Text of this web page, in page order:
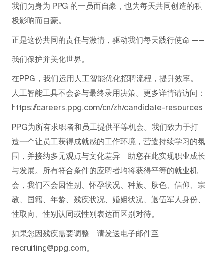
我们为身为 PPG 的一员而自豪，也为每天共同创造的积
极影响而自豪。
正是这份共同的责任与激情，驱动我们每天践行使命 ——
我们保护并美化世界。
在PPG，我们运用人工智能优化招聘流程，提升效率。
人工智能工具不会参与最终录用决策。更多详情请访问：
https://careers.ppg.com/cn/zh/candidate-resources
PPG为所有求职者和员工提供平等机会。我们致力于打
造一个让员工获得成就感的工作环境，营造持续学习的氛
围，并接纳多元观点与文化差异，助您在此实现职业成长
与发展。所有符合条件的应聘者均将获得平等的就业机
会，我们不会因性别、怀孕状况、种族、肤色、信仰、宗
教、国籍、年龄、残疾状况、婚姻状况、退伍军人身份、
性取向、性别认同或性别表达而区别对待。
如果您因残疾需要调整，请发送电子邮件至
recruiting@ppg.com。